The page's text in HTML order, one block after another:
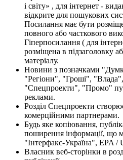
і світу» , для інтернет -
відкрите для пошукових
Посилання має бути
повного або часткового
Гіперпосилання ( для
розміщена в підзаголовку
матеріалу.
Новини з позначками
"Регіони", "Гроші",
"Спецпроекти", "Промо"
реклами.
Розділ Спецпроекти
комерційними партнерами.
Будь яке копіювання,
поширення інформації, що
"Інтерфакс-Україна", EPA /
Власник веб-сторінки в